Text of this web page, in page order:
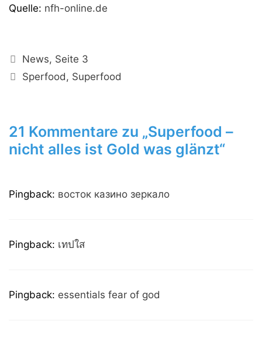
Quelle: nfh-online.de
Kategorien
News, Seite 3
Schlagwörter
Sperfood, Superfood
21 Kommentare zu „Superfood –
nicht alles ist Gold was glänzt“
Pingback: восток казино зеркало
Pingback: เทปใส
Pingback: essentials fear of god